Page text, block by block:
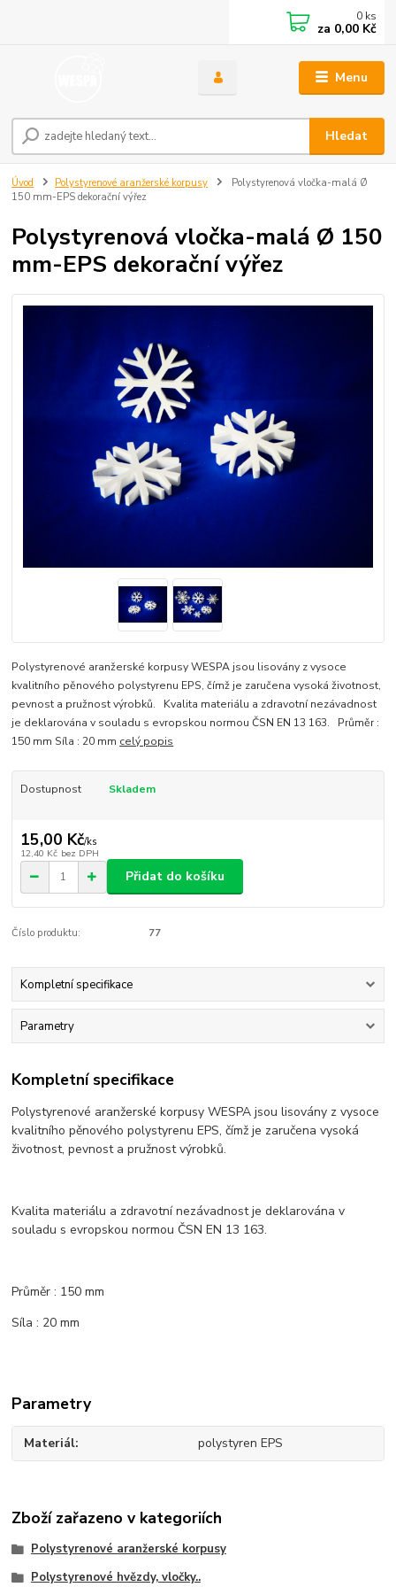
Menu
Hledat
0 ks
za 0,00 Kč
Úvod Polystyrenové aranžerské korpusy
Polystyrenová vločka-malá Ø
150 mm-EPS dekorační výřez
Polystyrenová vločka-malá Ø 150
mm-EPS dekorační výřez
Polystyrenové aranžerské korpusy WESPA jsou lisovány z vysoce
kvalitního pěnového polystyrenu EPS, čímž je zaručena vysoká životnost,
pevnost a pružnost výrobků. Kvalita materiálu a zdravotní nezávadnost
je deklarována v souladu s evropskou normou ČSN EN 13 163. Průměr :
150 mm Síla : 20 mm celý popis
Dostupnost Skladem
15,00 Kč/ks
12,40 Kč bez DPH
Přidat do košíku
Číslo produktu: 77
Kompletní specifikace
Parametry
Kompletní specifikace
Polystyrenové aranžerské korpusy WESPA jsou lisovány z vysoce
kvalitního pěnového polystyrenu EPS, čímž je zaručena vysoká
životnost, pevnost a pružnost výrobků.
Kvalita materiálu a zdravotní nezávadnost je deklarována v
souladu s evropskou normou ČSN EN 13 163.
Průměr : 150 mm
Síla : 20 mm
Parametry
Materiál polystyren EPS
Zboží zařazeno v kategoriích
Polystyrenové aranžerské korpusy
Polystyrenové hvězdy, vločky..